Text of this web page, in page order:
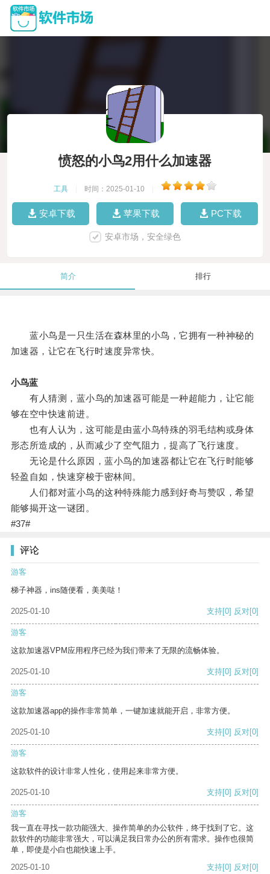
愤怒的小鸟2用什么加速器
工具 时间：2025-01-10
安卓下载 苹果下载 PC下载
安卓市场，安全绿色
简介 排行
蓝小鸟是一只生活在森林里的小鸟，它拥有一种神秘的
加速器，让它在飞行时速度异常快。
小鸟蓝
有人猜测，蓝小鸟的加速器可能是一种超能力，让它能
够在空中快速前进。
也有人认为，这可能是由蓝小鸟特殊的羽毛结构或身体
形态所造成的，从而减少了空气阻力，提高了飞行速度。
无论是什么原因，蓝小鸟的加速器都让它在飞行时能够
轻盈自如，快速穿梭于密林间。
人们都对蓝小鸟的这种特殊能力感到好奇与赞叹，希望
能够揭开这一谜团。
#37#
评论
游客
梯子神器，ins随便看，美美哒！
2025-01-10 支持[0] 反对[0]
游客
这款加速器VPM应用程序已经为我们带来了无限的流畅体验。
2025-01-10 支持[0] 反对[0]
游客
这款加速器app的操作非常简单，一键加速就能开启，非常方便。
2025-01-10 支持[0] 反对[0]
游客
这款软件的设计非常人性化，使用起来非常方便。
2025-01-10 支持[0] 反对[0]
游客
我一直在寻找一款功能强大、操作简单的办公软件，终于找到了它。这
款软件的功能非常强大，可以满足我日常办公的所有需求。操作也很简
单，即使是小白也能快速上手。
2025-01-10
支持[0] 反对[0]